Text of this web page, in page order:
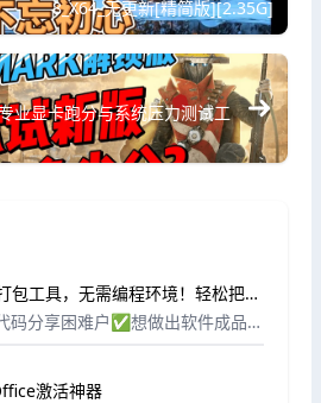
8_X64_无更新[精简版][2.35G]
业显卡跑分与系统压力测试工
包工具，无需编程环境！轻松把代
执行文件
码分享困难户✅想做出软件成品的
激活神器